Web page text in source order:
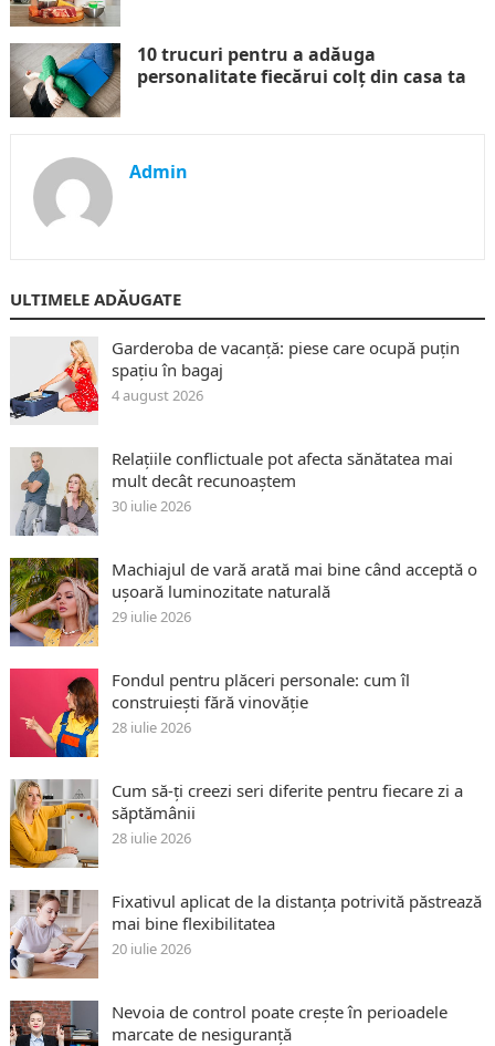
10 trucuri pentru a adăuga
personalitate fiecărui colț din casa ta
Admin
ULTIMELE ADĂUGATE
Garderoba de vacanță: piese care ocupă puțin
spațiu în bagaj
4 august 2026
Relațiile conflictuale pot afecta sănătatea mai
mult decât recunoaștem
30 iulie 2026
Machiajul de vară arată mai bine când acceptă o
ușoară luminozitate naturală
29 iulie 2026
Fondul pentru plăceri personale: cum îl
construiești fără vinovăție
28 iulie 2026
Cum să-ți creezi seri diferite pentru fiecare zi a
săptămânii
28 iulie 2026
Fixativul aplicat de la distanța potrivită păstrează
mai bine flexibilitatea
20 iulie 2026
Nevoia de control poate crește în perioadele
marcate de nesiguranță